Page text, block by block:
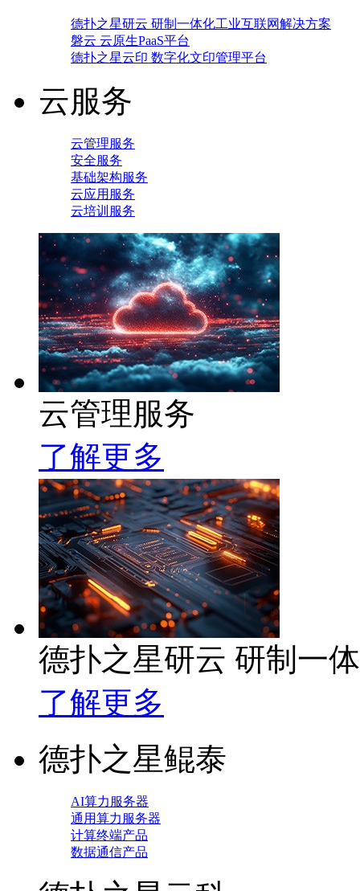
德扑之星研云 研制一体化工业互联网解决方案
磐云 云原生PaaS平台
德扑之星云印 数字化文印管理平台
云服务
云管理服务
安全服务
基础架构服务
云应用服务
云培训服务
云管理服务
了解更多
德扑之星研云 研制一
了解更多
德扑之星鲲泰
AI算力服务器
通用算力服务器
计算终端产品
数据通信产品